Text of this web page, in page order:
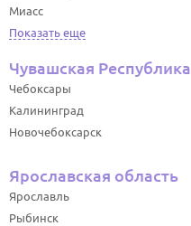
Миасс
Показать еще
Чувашская Республика
Чебоксары
Калининград
Новочебоксарск
Ярославская область
Ярославль
Рыбинск